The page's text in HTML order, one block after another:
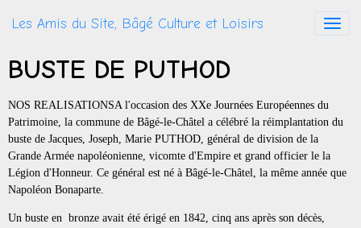
Les Amis du Site, Bâgé Culture et Loisirs
BUSTE DE PUTHOD
NOS REALISATIONSA l'occasion des XXe Journées Européennes du
Patrimoine, la commune de Bâgé-le-Châtel a célébré la réimplantation du
buste de Jacques, Joseph, Marie PUTHOD, général de division de la
Grande Armée napoléonienne, vicomte d'Empire et grand officier le la
Légion d'Honneur. Ce général est né à Bâgé-le-Châtel, la même année que
Napoléon Bonaparte.
Un buste en bronze avait été érigé en 1842, cinq ans après son décès,